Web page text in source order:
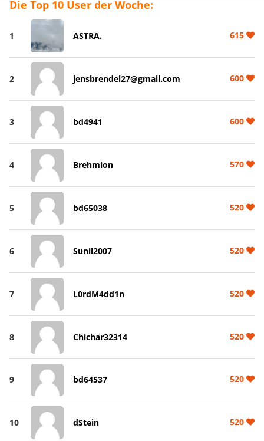
Die Top 10 User der Woche:
1 ASTRA. 615
2 jensbrendel27@gmail.com 600
3 bd4941 600
4 Brehmion 570
5 bd65038 520
6 Sunil2007 520
7 L0rdM4dd1n 520
8 Chichar32314 520
9 bd64537 520
10 dStein 520